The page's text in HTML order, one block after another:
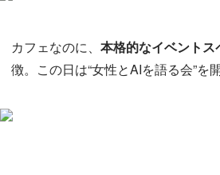
カフェなのに、本格的なイベントス
徴。この日は“女性とAIを語る会”を